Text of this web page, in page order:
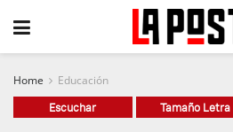
Home Educación
Escuchar Tamaño Letra